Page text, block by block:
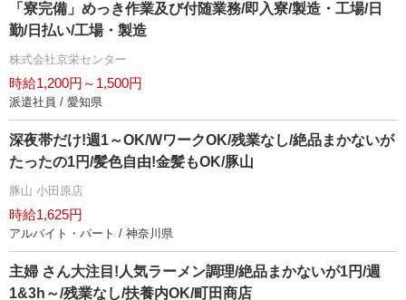
「寮完備」めっき作業及び付随業務/即入寮/製造・工場/日
勤/日払い/工場・製造
株式会社京栄センター
時給1,200円～1,500円
派遣社員 / 愛知県
深夜帯だけ!週1～OK/WワークOK/残業なし/絶品まかないが
たったの1円/髪色自由!金髪もOK/豚山
豚山 小田原店
時給1,625円
アルバイト・パート / 神奈川県
主婦 さん大注目!人気ラーメン調理/絶品まかないが1円/週
1&3h～/残業なし/扶養内OK/町田商店